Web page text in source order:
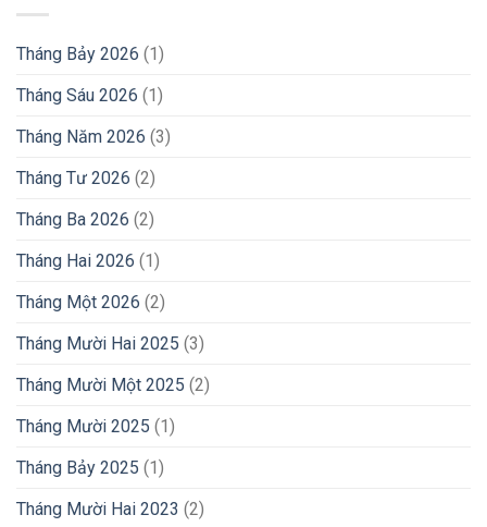
Tháng Bảy 2026 (1)
Tháng Sáu 2026 (1)
Tháng Năm 2026 (3)
Tháng Tư 2026 (2)
Tháng Ba 2026 (2)
Tháng Hai 2026 (1)
Tháng Một 2026 (2)
Tháng Mười Hai 2025 (3)
Tháng Mười Một 2025 (2)
Tháng Mười 2025 (1)
Tháng Bảy 2025 (1)
Tháng Mười Hai 2023 (2)